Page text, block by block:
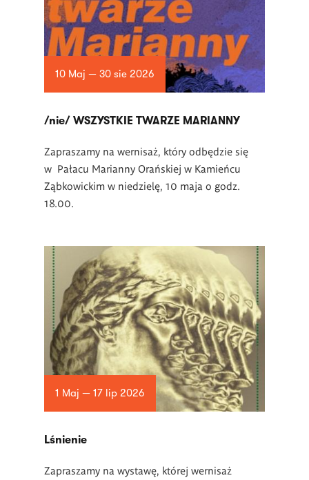
10 Maj — 30 sie 2026
/nie/ WSZYSTKIE TWARZE MARIANNY
Zapraszamy na wernisaż, który odbędzie się
w Pałacu Marianny Orańskiej w Kamieńcu
Ząbkowickim w niedzielę, 10 maja o godz.
18.00.
1 Maj — 17 lip 2026
Lśnienie
Zapraszamy na wystawę, której wernisaż